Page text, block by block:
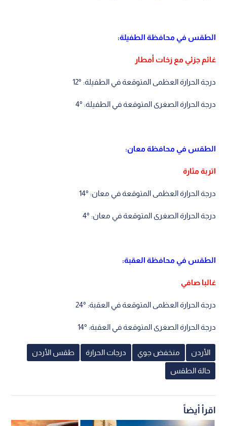
الطقس في محافظة الطفيلة:
غائم جزئي مع زخات أمطار
درجة الحرارة العظمى المتوقعة في الطفيلة: °12
درجة الحرارة الصغرى المتوقعة في الطفيلة: °4
الطقس في محافظة معان:
اتربة مثارة
درجة الحرارة العظمى المتوقعة في معان: °14
درجة الحرارة الصغرى المتوقعة في معان: °4
الطقس في محافظة العقبة:
غالبا صافي
درجة الحرارة العظمى المتوقعة في العقبة: °24
درجة الحرارة الصغرى المتوقعة في العقبة: °14
الأردن منخفض جوي درجات الحرارة طقس الأردن
حالة الطقس
اقرأ أيضاً